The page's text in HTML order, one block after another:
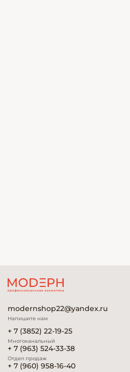
modernshop22@yandex.ru
Напишите нам
+ 7 (3852) 22-19-25
Многоканальный
+ 7 (963) 524-33-38
Отдел продаж
+ 7 (960) 958-16-40